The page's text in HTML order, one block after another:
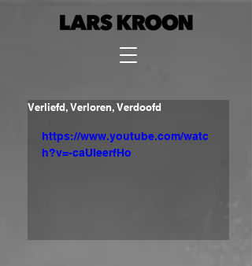
Verliefd, Verloren, Verdoofd
https://www.youtube.com/watc
h?v=-caUIeerfHo